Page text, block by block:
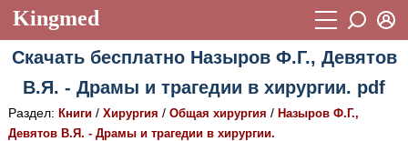
Kingmed
Учебный материал
Видеогалерея 899
Фотогалерея (1906)
Пароль
Скачать бесплатно Назыров Ф.Г., Девятов
В.Я. - Драмы и трагедии в хирургии. pdf
Раздел: Книги/ Хирургия / Общая хирургия / Назыров Ф.Г.,
Девятов В.Я. - Драмы и трагедии в хирургии.